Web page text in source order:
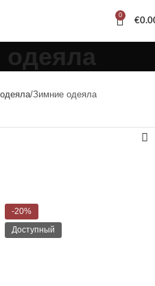
0
€
Зимние одеяла
-20%
Доступный